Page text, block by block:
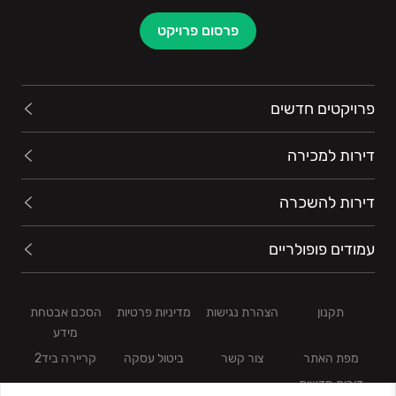
פרסום פרויקט
פרויקטים חדשים
דירות למכירה
דירות להשכרה
עמודים פופולריים
תקנון הצהרת נגישות מדיניות פרטיות
הסכם אבטחת
מידע
מפת האתר
צור קשר ביטול עסקה
קריירה ביד2
דירות חדשות